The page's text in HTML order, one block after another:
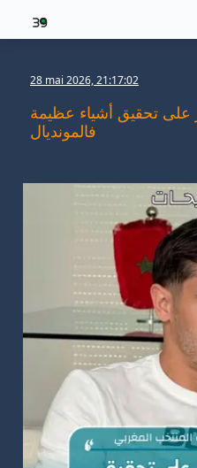
39
28 mai 2026, 21:17:02
على تحقيق أشياء عظيمة
فالمونديال